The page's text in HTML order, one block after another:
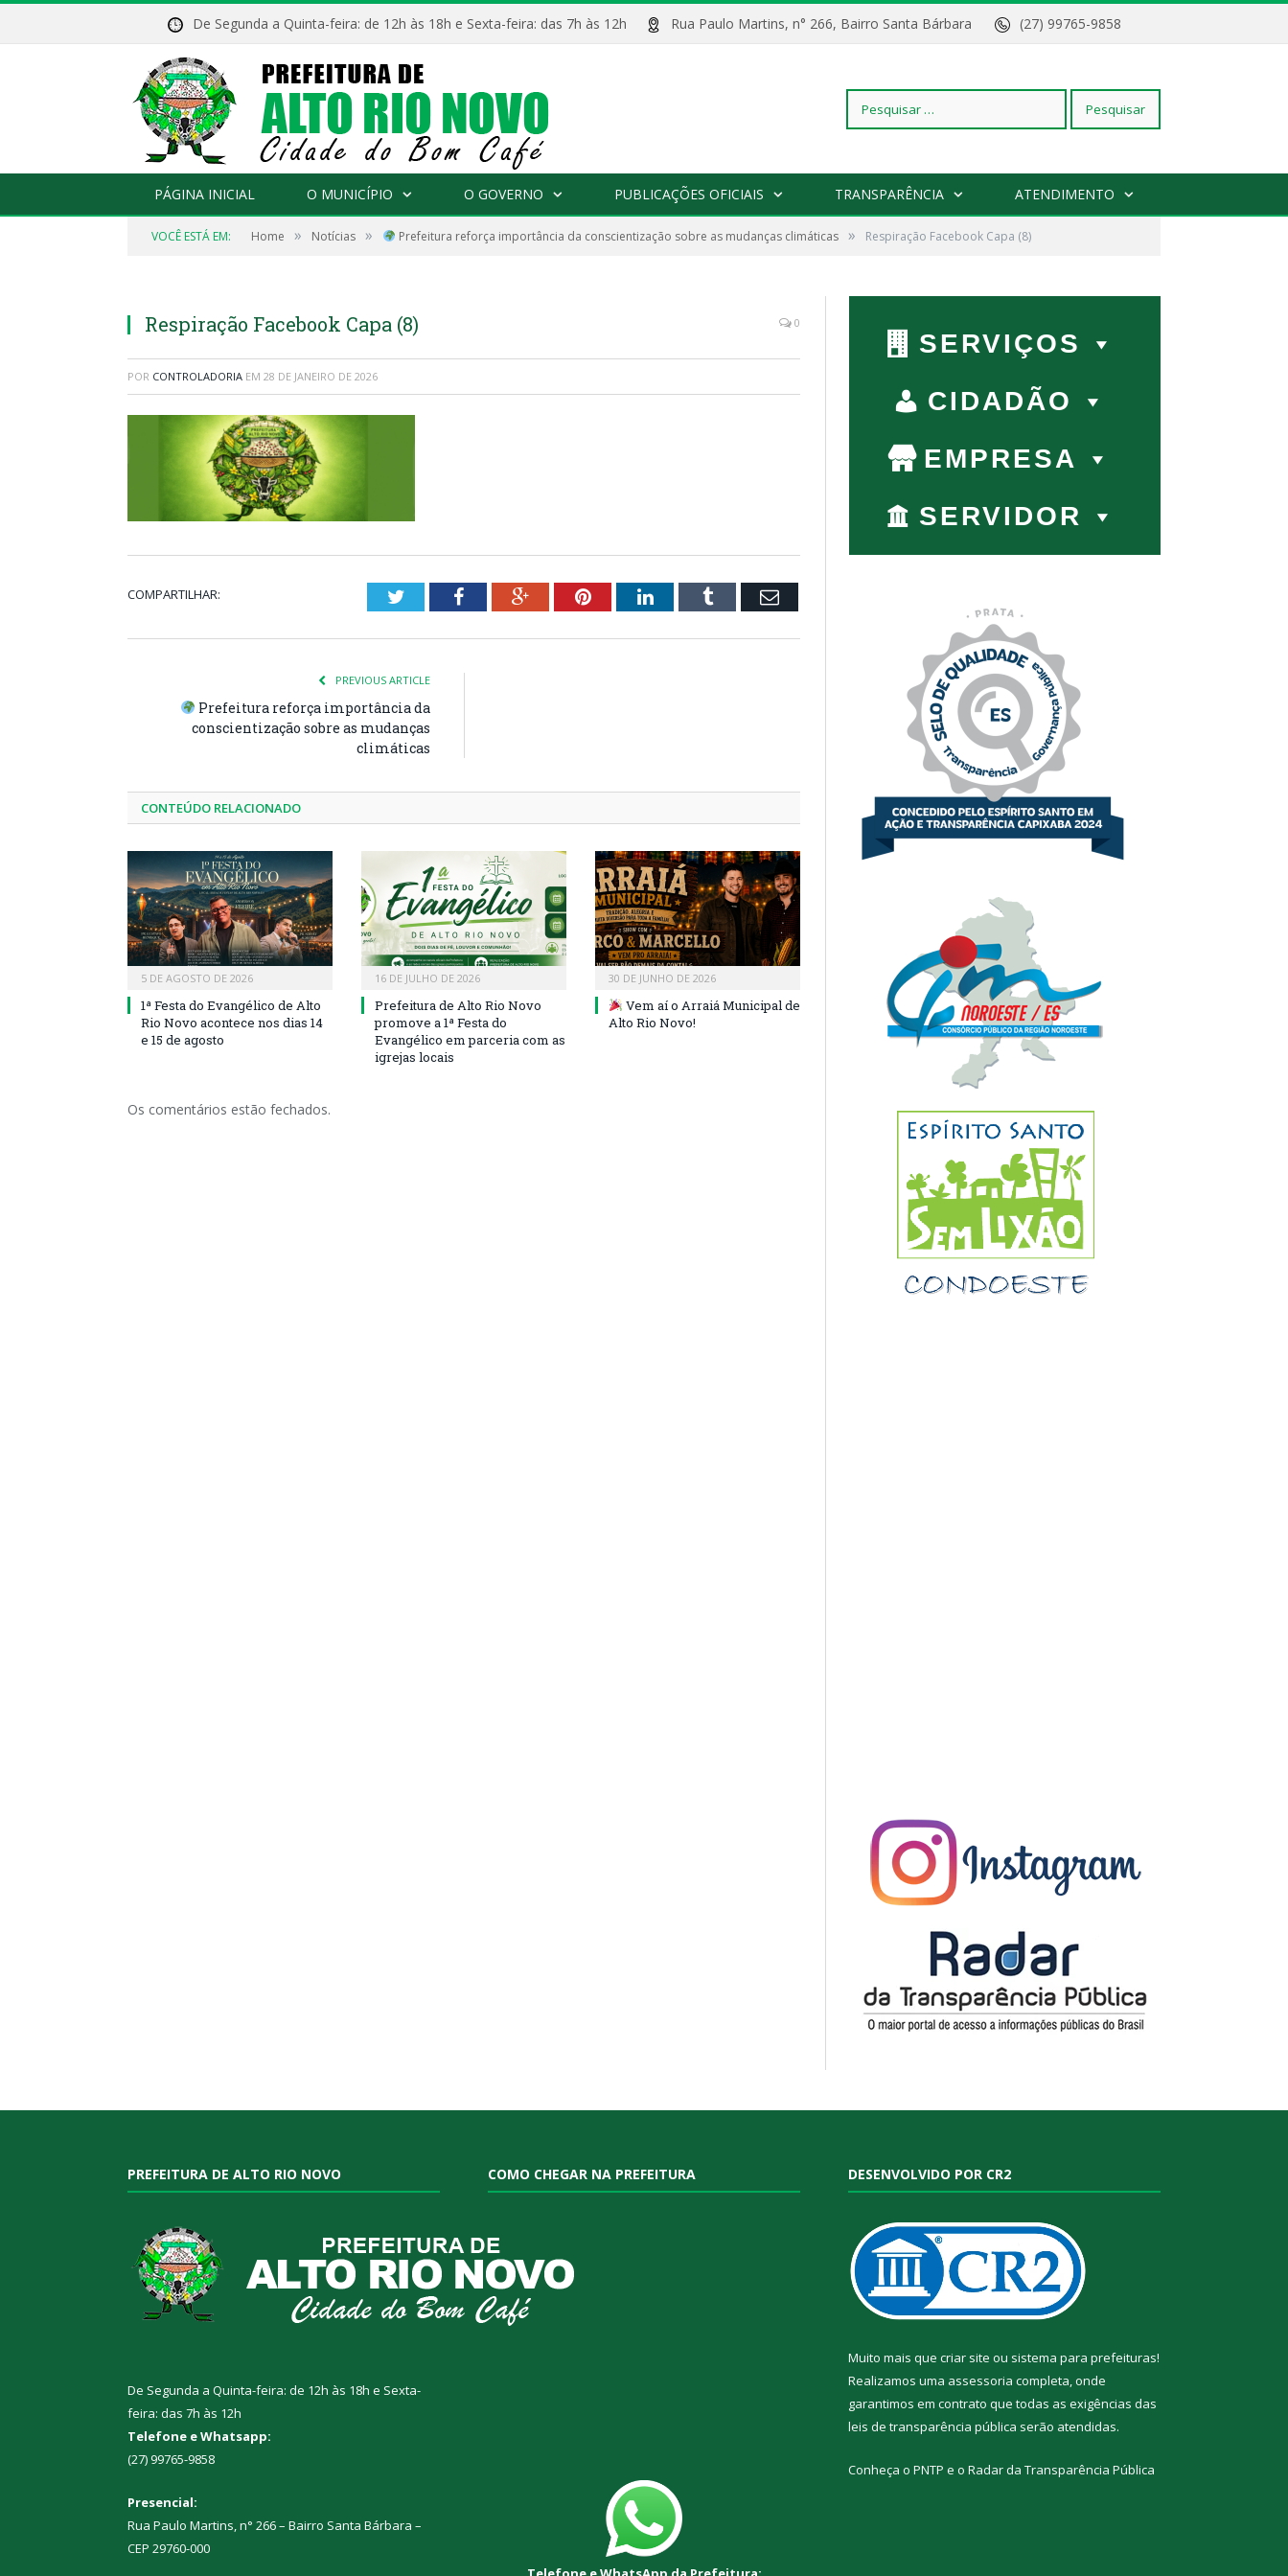
De Segunda a Quinta-feira: de 12h às 18h e Sexta-feira: das 7h às 12h Rua Paulo Martins, n° 266, Bairro Santa Bárbara (27) 99765-9858
Pesquisar
por:
PÁGINA INICIAL O MUNICÍPIO O GOVERNO PUBLICAÇÕES OFICIAIS TRANSPARÊNCIA ATENDIMENTO
VOCÊ ESTÁ EM: Home » Notícias » Prefeitura reforça importância da conscientização sobre as mudanças climáticas » Respiração Facebook Capa (8)
Respiração Facebook Capa (8) 0
POR CONTROLADORIA EM 28 DE JANEIRO DE 2026
COMPARTILHAR: TwitterFacebookGoogle+PinterestLinkedInTumblr Email
PREVIOUS ARTICLE
Prefeitura reforça importância da
conscientização sobre as mudanças
climáticas
CONTEÚDO RELACIONADO
5 DE AGOSTO DE 2026
1ª Festa do Evangélico de Alto
Rio Novo acontece nos dias 14
e 15 de agosto
16 DE JULHO DE 2026
Prefeitura de Alto Rio Novo
promove a 1ª Festa do
Evangélico em parceria com as
igrejas locais
30 DE JUNHO DE 2026
Vem aí o Arraiá Municipal de
Alto Rio Novo!
Os comentários estão fechados.
SERVIÇOS
CIDADÃO
EMPRESA
SERVIDOR
PREFEITURA DE ALTO RIO NOVO
De Segunda a Quinta-feira: de 12h às 18h e Sexta-
feira: das 7h às 12h
Telefone e Whatsapp:
(27) 99765-9858
Presencial:
Rua Paulo Martins, n° 266 – Bairro Santa Bárbara –
CEP 29760-000
COMO CHEGAR NA PREFEITURA DESENVOLVIDO POR CR2
Muito mais que criar site ou sistema para prefeituras!
Realizamos uma assessoria completa, onde
garantimos em contrato que todas as exigências das
leis de transparência pública serão atendidas.
Conheça o PNTP e o Radar da Transparência Pública